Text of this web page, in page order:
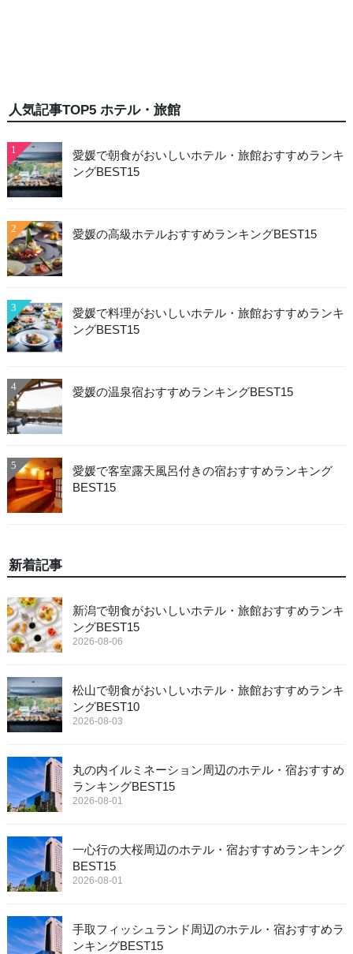
人気記事TOP5 ホテル・旅館
1
愛媛で朝食がおいしいホテル・旅館おすすめランキ
ングBEST15
2 愛媛の高級ホテルおすすめランキングBEST15
3
愛媛で料理がおいしいホテル・旅館おすすめランキ
ングBEST15
4 愛媛の温泉宿おすすめランキングBEST15
5
愛媛で客室露天風呂付きの宿おすすめランキング
BEST15
新着記事
新潟で朝食がおいしいホテル・旅館おすすめランキ
ングBEST15
2026-08-06
松山で朝食がおいしいホテル・旅館おすすめランキ
ングBEST10
2026-08-03
丸の内イルミネーション周辺のホテル・宿おすすめ
ランキングBEST15
2026-08-01
一心行の大桜周辺のホテル・宿おすすめランキング
BEST15
2026-08-01
手取フィッシュランド周辺のホテル・宿おすすめラ
ンキングBEST15